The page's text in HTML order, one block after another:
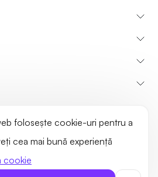
folosește cookie-uri pentru a
cea mai bună experiență
cookie
de rambursare a plăților